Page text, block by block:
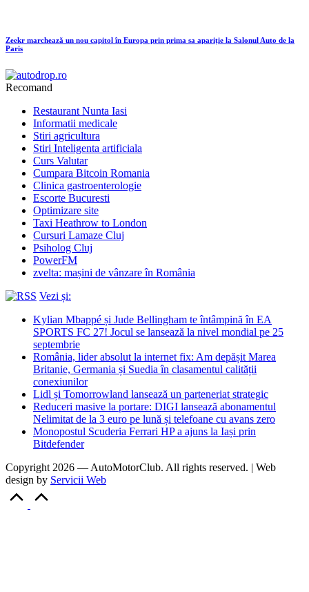
Zeekr marchează un nou capitol în Europa prin prima sa apariție la Salonul Auto de la
Paris
Recomand
Restaurant Nunta Iasi
Informatii medicale
Stiri agricultura
Stiri Inteligenta artificiala
Curs Valutar
Cumpara Bitcoin Romania
Clinica gastroenterologie
Escorte Bucuresti
Optimizare site
Taxi Heathrow to London
Cursuri Lamaze Cluj
Psiholog Cluj
PowerFM
zvelta: mașini de vânzare în România
Vezi și:
Kylian Mbappé și Jude Bellingham te întâmpină în EA
SPORTS FC 27! Jocul se lansează la nivel mondial pe 25
septembrie
România, lider absolut la internet fix: Am depășit Marea
Britanie, Germania și Suedia în clasamentul calității
conexiunilor
Lidl și Tomorrowland lansează un parteneriat strategic
Reduceri masive la portare: DIGI lansează abonamentul
Nelimitat de la 3 euro pe lună și telefoane cu avans zero
Monopostul Scuderia Ferrari HP a ajuns la Iași prin
Bitdefender
Copyright 2026 — AutoMotorClub. All rights reserved. | Web
design by Servicii Web